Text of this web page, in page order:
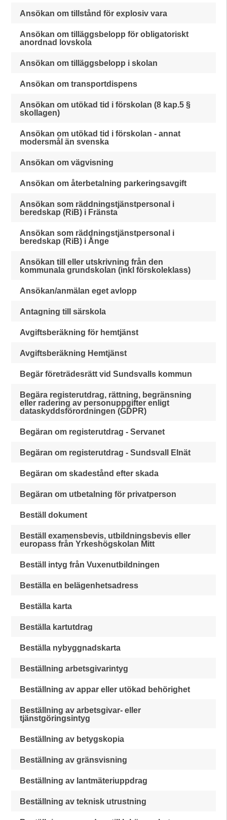
Ansökan om tillstånd för explosiv vara
Ansökan om tilläggsbelopp för obligatoriskt
anordnad lovskola
Ansökan om tilläggsbelopp i skolan
Ansökan om transportdispens
Ansökan om utökad tid i förskolan (8 kap.5 §
skollagen)
Ansökan om utökad tid i förskolan - annat
modersmål än svenska
Ansökan om vägvisning
Ansökan om återbetalning parkeringsavgift
Ansökan som räddningstjänstpersonal i
beredskap (RiB) i Fränsta
Ansökan som räddningstjänstpersonal i
beredskap (RiB) i Ånge
Ansökan till eller utskrivning från den
kommunala grundskolan (inkl förskoleklass)
Ansökan/anmälan eget avlopp
Antagning till särskola
Avgiftsberäkning för hemtjänst
Avgiftsberäkning Hemtjänst
Begär företrädesrätt vid Sundsvalls kommun
Begära registerutdrag, rättning, begränsning
eller radering av personuppgifter enligt
dataskyddsförordningen (GDPR)
Begäran om registerutdrag - Servanet
Begäran om registerutdrag - Sundsvall Elnät
Begäran om skadestånd efter skada
Begäran om utbetalning för privatperson
Beställ dokument
Beställ examensbevis, utbildningsbevis eller
europass från Yrkeshögskolan Mitt
Beställ intyg från Vuxenutbildningen
Beställa en belägenhetsadress
Beställa karta
Beställa kartutdrag
Beställa nybyggnadskarta
Beställning arbetsgivarintyg
Beställning av appar eller utökad behörighet
Beställning av arbetsgivar- eller
tjänstgöringsintyg
Beställning av betygskopia
Beställning av gränsvisning
Beställning av lantmäteriuppdrag
Beställning av teknisk utrustning